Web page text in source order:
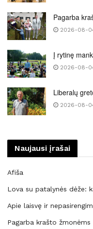
Pagarba
2026-08-
Į rytinę
2026-08-
Liberalų
2026-08-
Naujausi įrašai
Afiša
Lova su patalynės dėže:
Apie laisvę ir
Pagarba krašto žmonėms